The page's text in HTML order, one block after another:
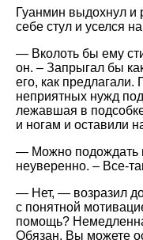
Гуанмин выдохнул и
себе стул и уселся
— Вколоть бы ему
он. – Запрыгал бы
его, как предлагали.
неприятных нужд
лежавшая в
и ногам и оставили
— Можно подождать
неуверенно. – Все-
— Нет, — возразил
с понятной
помощь?
Обязан. Вы можете